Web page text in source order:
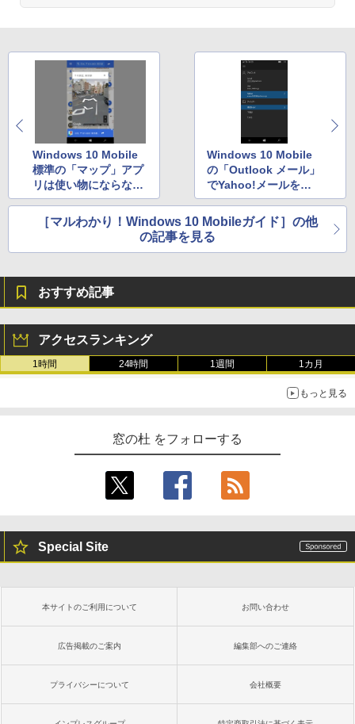
Windows 10 Mobile
標準の「マップ」アプ
リは使い物にならな
い!?
Windows 10 Mobile
の「Outlook メール」
でYahoo!メールを利
用したい
［マルわかり！Windows 10 Mobileガイド］の他
の記事を見る
おすすめ記事
アクセスランキング
1時間 24時間 1週間 1カ月
もっと見る
窓の杜 をフォローする
Special Site
本サイトのご利用について お問い合わせ
広告掲載のご案内 編集部へのご連絡
プライバシーについて 会社概要